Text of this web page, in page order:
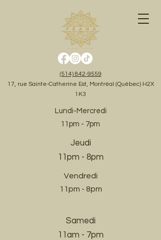
Lundi-Mercredi
11pm - 7pm
Vendredi
11pm - 8pm
(514) 842-9559
17, rue Sainte-Catherine Est, Montréal (Québec) H2X
1K3
Samedi
11am - 7pm​
Jeudi
11pm - 8pm